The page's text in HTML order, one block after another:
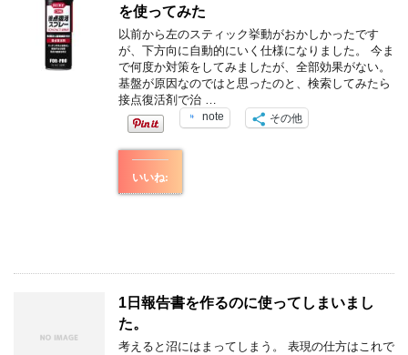
を使ってみた
以前から左のスティック挙動がおかしかったです
が、下方向に自動的にいく仕様になりました。 今ま
で何度か対策をしてみましたが、全部効果がない。
基盤が原因なのではと思ったのと、検索してみたら
接点復活剤で治 …
note その他
いいね:
1日報告書を作るのに使ってしまいまし
た。
考えると沼にはまってしまう。 表現の仕方はこれで